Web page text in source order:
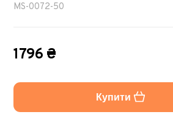
MS-0072-50
1796 ₴
Купити